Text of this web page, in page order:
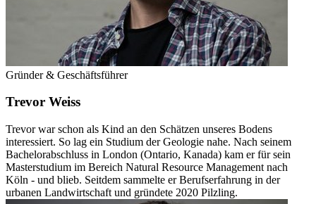
Gründer & Geschäftsführer
Trevor Weiss
Trevor war schon als Kind an den Schätzen unseres Bodens
interessiert. So lag ein Studium der Geologie nahe. Nach seinem
Bachelorabschluss in London (Ontario, Kanada) kam er für sein
Masterstudium im Bereich Natural Resource Management nach
Köln - und blieb. Seitdem sammelte er Berufserfahrung in der
urbanen Landwirtschaft und gründete 2020 Pilzling.